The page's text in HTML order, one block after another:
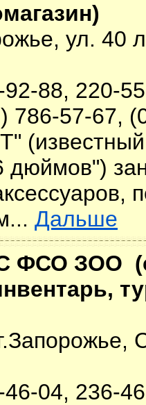
ул. 40
88, 220-
786-57-67,
дюймов")
Дальше
ФСО ЗОО
04, 236-